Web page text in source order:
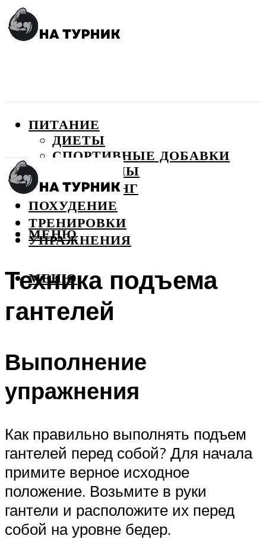
ПИТАНИЕ
ДИЕТЫ
СПОРТИВНЫЕ ДОБАВКИ
ВИТАМИНЫ
БОДИБИЛДИНГ
ПОХУДЕНИЕ
ТРЕНИРОВКИ
УПРАЖНЕНИЯ
МЕНЮ
МЕНЮ
Техника подъема
гантелей
Выполнение
упражнения
Как правильно выполнять подъем
гантелей перед собой? Для начала
примите верное исходное
положение. Возьмите в руки
гантели и расположите их перед
собой на уровне бедер.